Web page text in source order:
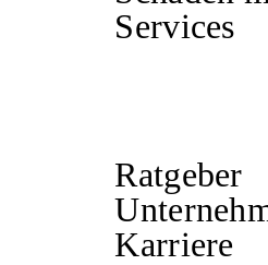
Services
Ratgeber
Karriere